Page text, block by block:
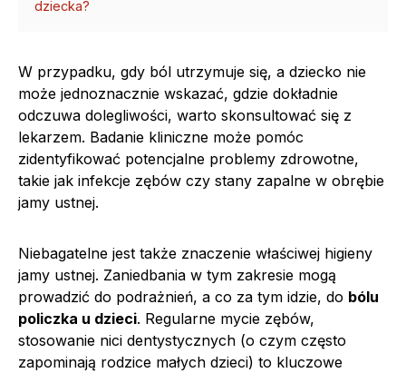
dziecka?
W przypadku, gdy ból utrzymuje się, a dziecko nie
może jednoznacznie wskazać, gdzie dokładnie
odczuwa dolegliwości, warto skonsultować się z
lekarzem. Badanie kliniczne może pomóc
zidentyfikować potencjalne problemy zdrowotne,
takie jak infekcje zębów czy stany zapalne w obrębie
jamy ustnej.
Niebagatelne jest także znaczenie właściwej higieny
jamy ustnej. Zaniedbania w tym zakresie mogą
prowadzić do podrażnień, a co za tym idzie, do bólu
policzka u dzieci. Regularne mycie zębów,
stosowanie nici dentystycznych (o czym często
zapominają rodzice małych dzieci) to kluczowe